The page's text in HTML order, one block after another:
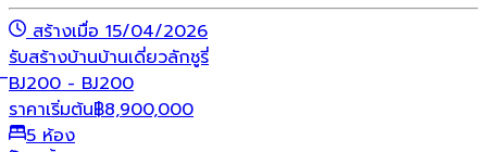
สร้างเมื่อ 15/04/2026
รับสร้างบ้านบ้านเดี่ยวลักชูรี่
ิBJ200 - BJ200
ราคาเริ่มต้น฿8,900,000
5 ห้อง